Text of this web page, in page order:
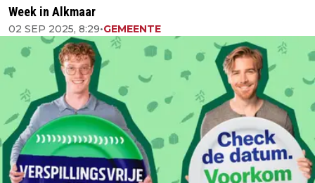
Week in Alkmaar
02 SEP 2025, 8:29•GEMEENTE